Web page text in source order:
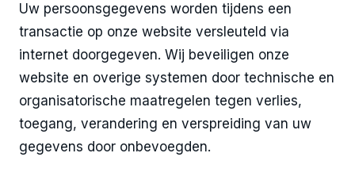
Uw persoonsgegevens worden tijdens een
transactie op onze website versleuteld via
internet doorgegeven. Wij beveiligen onze
website en overige systemen door technische en
organisatorische maatregelen tegen verlies,
toegang, verandering en verspreiding van uw
gegevens door onbevoegden.